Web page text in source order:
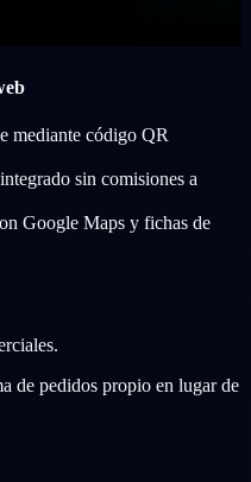
mediante código QR
sin comisiones a
Google Maps y fichas de
de pedidos propio en lugar de